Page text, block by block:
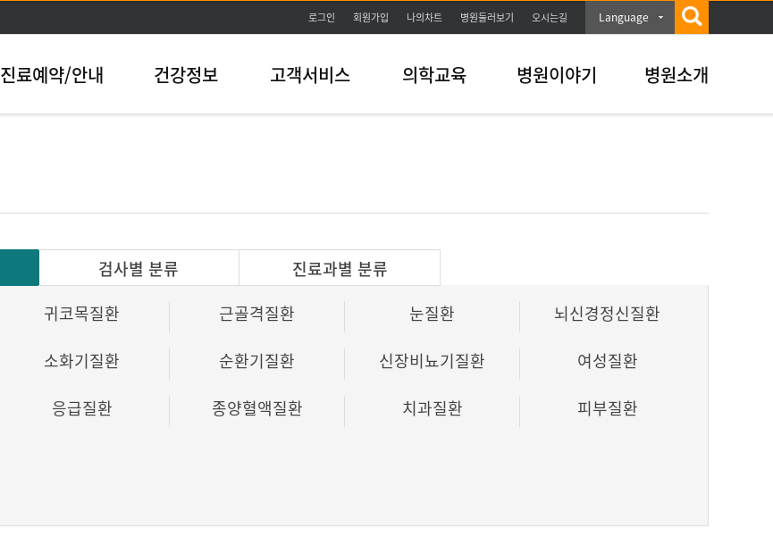
본문바로가기
로그인 회원가입 나의차트 병원둘러보기 오시는길 Language
진료예약/안내 건강정보 고객서비스 의학교육 병원이야기 병원소개
귀코목질환 근골격질환 눈질환
뇌신경정신질환
소화기질환 순환기질환 신장비뇨기질환
여성질환
응급질환 종양혈액질환 치과질환
피부질환
검사별 분류 진료과별 분류